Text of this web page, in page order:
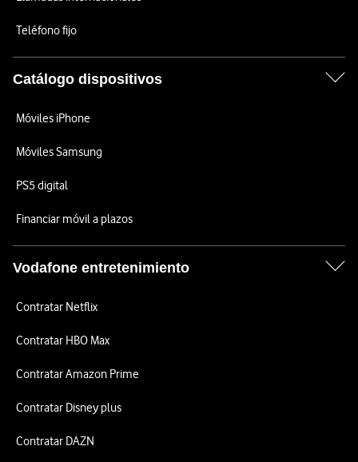
Teléfono fijo
Catálogo dispositivos
Móviles iPhone
Móviles Samsung
PS5 digital
Financiar móvil a plazos
Vodafone entretenimiento
Contratar Netflix
Contratar HBO Max
Contratar Amazon Prime
Contratar Disney plus
Contratar DAZN